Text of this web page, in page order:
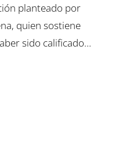
planteado por
quien sostiene
sido calificado…